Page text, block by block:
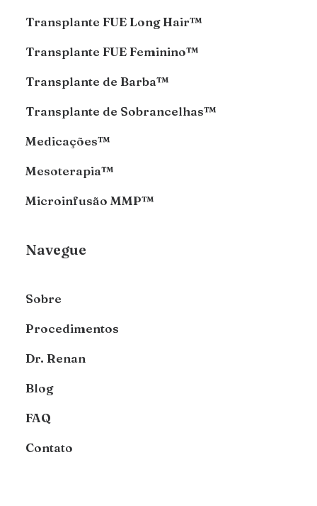
Transplante FUE Long Hair™
Transplante FUE Feminino™
Transplante de Barba™
Transplante de Sobrancelhas™
Medicações™
Mesoterapia™
Microinfusão MMP™
Navegue
Sobre
Procedimentos
Dr. Renan
Blog
FAQ
Contato